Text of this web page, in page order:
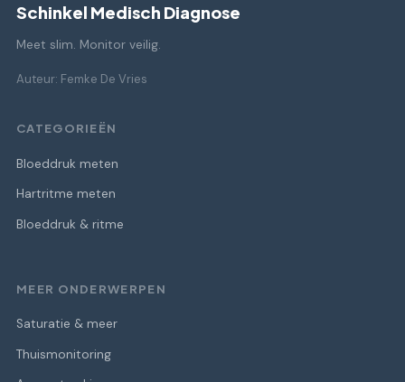
Schinkel Medisch Diagnose
Meet slim. Monitor veilig.
Auteur: Femke De Vries
CATEGORIEËN
Bloeddruk meten
Hartritme meten
Bloeddruk & ritme
MEER ONDERWERPEN
Saturatie & meer
Thuismonitoring